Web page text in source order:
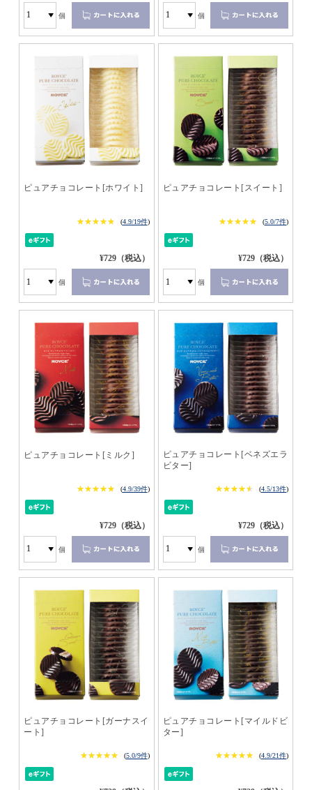
個 個
ピュアチョコレート[ホワイト]
★★★★★
★★★★★ (4.9/19件)
¥729（税込）
個
ピュアチョコレート[スイート]
★★★★★
★★★★★ (5.0/7件)
¥729（税込）
個
ピュアチョコレート[ミルク]
★★★★★
★★★★★ (4.9/39件)
¥729（税込）
個
ピュアチョコレート[ベネズエラ
ビター]
★★★★★
★★★★★ (4.5/13件)
¥729（税込）
個
ピュアチョコレート[ガーナスイ
ート]
★★★★★
★★★★★ (5.0/9件)
ピュアチョコレート[マイルドビ
ター]
★★★★★
★★★★★ (4.9/21件)